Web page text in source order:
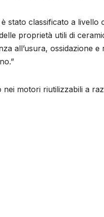
stato classificato a
proprietà utili di
all’usura, ossidazione
nei motori riutilizzabili a